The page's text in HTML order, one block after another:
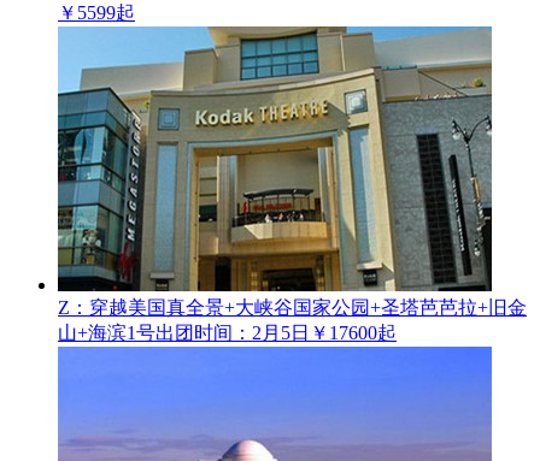
￥5599起
Z：穿越美国真全景+大峡谷国家公园+圣塔芭芭拉+旧金
山+海滨1号出团时间：2月5日 ￥17600起